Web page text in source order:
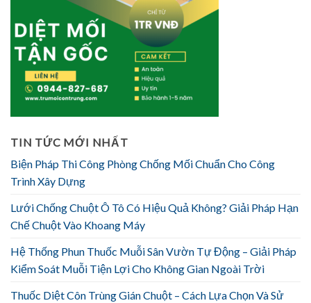
TIN TỨC MỚI NHẤT
Biện Pháp Thi Công Phòng Chống Mối Chuẩn Cho Công
Trình Xây Dựng
Lưới Chống Chuột Ô Tô Có Hiệu Quả Không? Giải Pháp Hạn
Chế Chuột Vào Khoang Máy
Hệ Thống Phun Thuốc Muỗi Sân Vườn Tự Động – Giải Pháp
Kiểm Soát Muỗi Tiện Lợi Cho Không Gian Ngoài Trời
Thuốc Diệt Côn Trùng Gián Chuột – Cách Lựa Chọn Và Sử